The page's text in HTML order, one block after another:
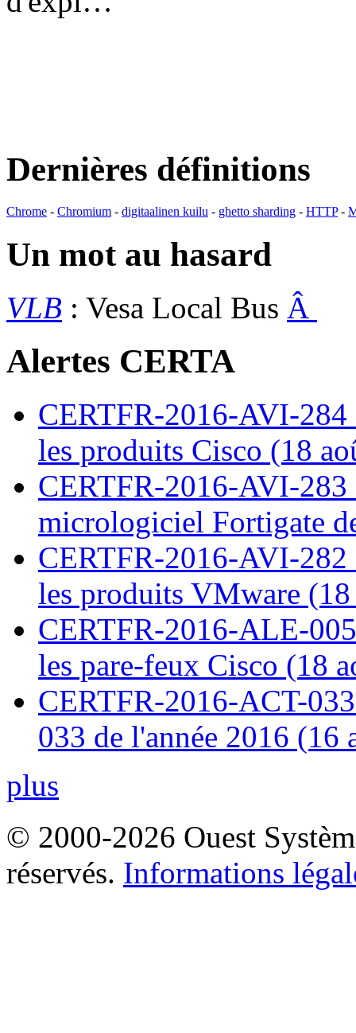
Dernières définitions
Chrome - Chromium - digitaalinen kuilu - ghetto sharding - HTTP-
Un mot au hasard
VLB : Vesa Local Bus Â
Alertes CERTA
CERTFR-2016-AVI-
les produits Cisco (18
CERTFR-2016-AVI-
micrologiciel Fortigate
CERTFR-2016-AVI-
les produits VMware
CERTFR-2016-ALE-
les pare-feux Cisco (18
CERTFR-2016-ACT-
033 de l'année 2016 (16
plus
© 2000-2026 Ouest
réservés. Informations